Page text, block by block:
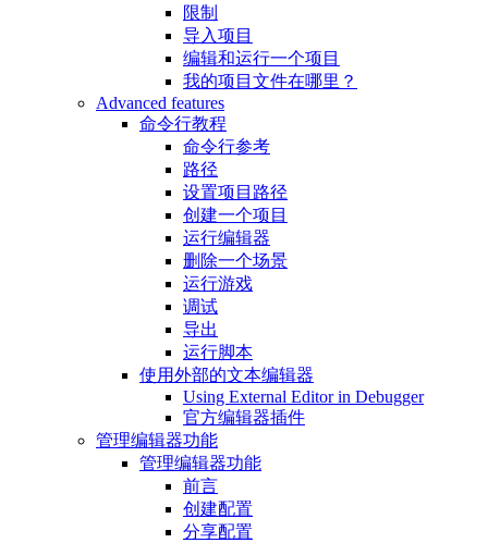
限制
导入项目
编辑和运行一个项目
我的项目文件在哪里？
Advanced features
命令行教程
命令行参考
路径
设置项目路径
创建一个项目
运行编辑器
删除一个场景
运行游戏
调试
导出
运行脚本
使用外部的文本编辑器
Using External Editor in Debugger
官方编辑器插件
管理编辑器功能
管理编辑器功能
前言
创建配置
分享配置